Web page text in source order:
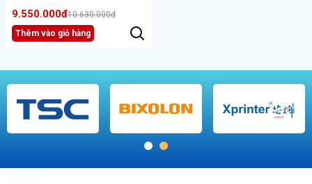
9.550.000đ10.630.000đ
Thêm vào giỏ hàng
1 2